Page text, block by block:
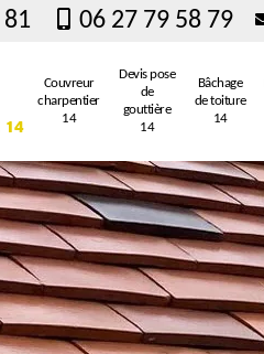
06 27 79 58 79
Couvreur
charpentier
14
Devis pose
de
gouttière
14
Bâchage
de toiture
14